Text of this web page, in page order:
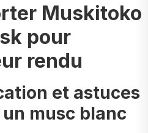
Muskitoko
pour
rendu
et astuces
musc blanc